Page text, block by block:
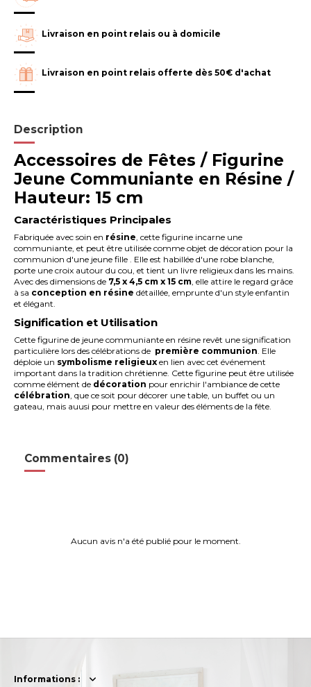
Livraison en point relais ou à domicile
Livraison en point relais offerte dès 50€ d'achat
Description
Accessoires de Fêtes / Figurine
Jeune Communiante en Résine /
Hauteur: 15 cm
Caractéristiques Principales
Fabriquée avec soin en résine, cette figurine incarne une
communiante, et peut être utilisée comme objet de décoration pour la
communion d'une jeune fille . Elle est habillée d'une robe blanche,
porte une croix autour du cou, et tient un livre religieux dans les mains.
Avec des dimensions de 7,5 x 4,5 cm x 15 cm, elle attire le regard grâce
à sa conception en résine détaillée, emprunte d'un style enfantin
et élégant.
Signification et Utilisation
Cette figurine de jeune communiante en résine revêt une signification
particulière lors des célébrations de première communion . Elle
déploie un symbolisme religieux en lien avec cet événement
important dans la tradition chrétienne. Cette figurine peut être utilisée
comme élément de décoration pour enrichir l'ambiance de cette
célébration , que ce soit pour décorer une table, un buffet ou un
gateau, mais auusi pour mettre en valeur des éléments de la fête.
Commentaires (0)
Aucun avis n'a été publié pour le moment.
Informations :